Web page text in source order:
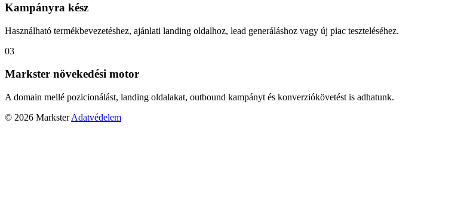
Kampányra kész
Használható termékbevezetéshez, ajánlati landing oldalhoz, lead generáláshoz vagy új piac teszteléséhez.
03
Markster növekedési motor
A domain mellé pozicionálást, landing oldalakat, outbound kampányt és konverziókövetést is adhatunk.
© 2026 Markster Adatvédelem